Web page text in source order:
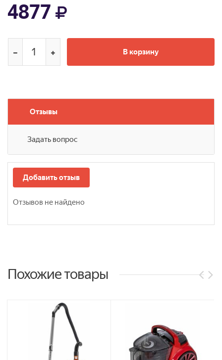
4877
В корзину
Отзывы
Задать вопрос
Добавить отзыв
Отзывов не найдено
Похожие товары